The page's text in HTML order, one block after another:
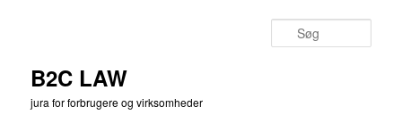
B2C LAW
jura for forbrugere og virksomheder